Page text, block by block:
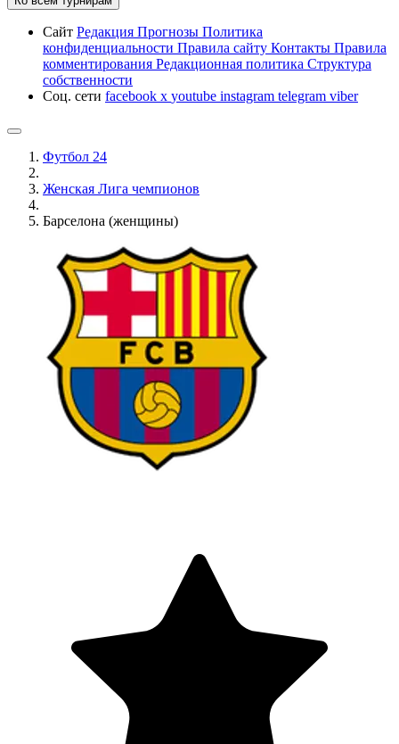
Сайт Редакция Прогнозы Политика
конфиденциальности Правила сайту Контакты Правила
комментирования Редакционная политика Структура
собственности
Соц. сети facebook x youtube instagram telegram viber
Футбол 24
Женская Лига чемпионов
Барселона (женщины)